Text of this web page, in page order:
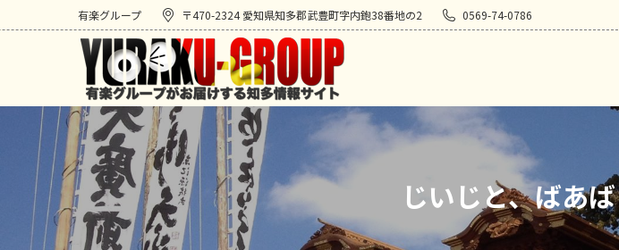
有楽グループ 〒470-2324 愛知県知多郡武豊町字内鉋38番地の2 0569-74-0786
じいじと、ばあ